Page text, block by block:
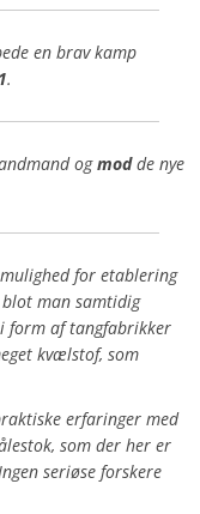
en brav kamp
.
ogmodde nye
for etablering
man samtidig
form af tangfabrikker
kvælstof, som
erfaringer med
som der her er
seriøse forskere